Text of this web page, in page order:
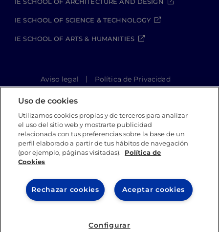
IE SCHOOL OF ARCHITECTURE AND DESIGN
IE SCHOOL OF SCIENCE & TECHNOLOGY
IE SCHOOL OF ARTS & HUMANITIES
Aviso legal
Política de Privacidad
Student Academic Standards
Canal Compliance
Site Map
IE University 2026
Uso de cookies
Utilizamos cookies propias y de terceros para analizar
el uso del sitio web y mostrarte publicidad
relacionada con tus preferencias sobre la base de un
perfil elaborado a partir de tus hábitos de navegación
(por ejemplo, páginas visitadas).
Política de
Cookies
Aceptar cookies
Rechazar cookies
Configurar